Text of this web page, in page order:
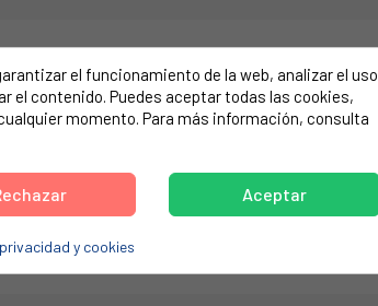
formado por números y letras.
el funcionamiento de la web, analizar el uso
el contenido. Puedes aceptar todas las cookies,
momento. Para más información, consulta
Aceptar
y cookies